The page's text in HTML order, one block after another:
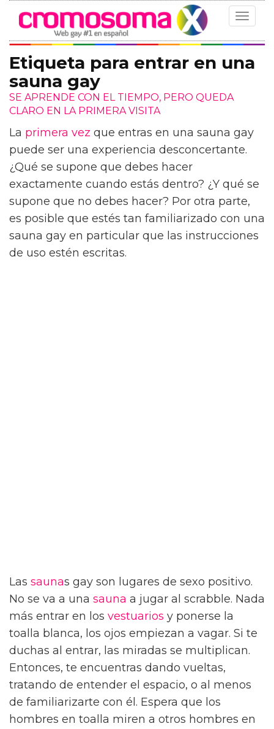
Toggle
Etiqueta para entrar en una
sauna gay
SE APRENDE CON EL TIEMPO, PERO QUEDA
CLARO EN LA PRIMERA VISITA
La primera vez que entras en una sauna gay
puede ser una experiencia desconcertante.
¿Qué se supone que debes hacer
exactamente cuando estás dentro? ¿Y qué se
supone que no debes hacer? Por otra parte,
es posible que estés tan familiarizado con una
sauna gay en particular que las instrucciones
de uso estén escritas.
Las saunas gay son lugares de sexo positivo.
No se va a una sauna a jugar al scrabble. Nada
más entrar en los vestuarios y ponerse la
toalla blanca, los ojos empiezan a vagar. Si te
duchas al entrar, las miradas se multiplican.
Entonces, te encuentras dando vueltas,
tratando de entender el espacio, o al menos
de familiarizarte con él. Espera que los
hombres en toalla miren a otros hombres en